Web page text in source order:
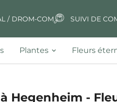
/ DROM-COM SUIVI DE
Plantes Fleurs
Hegenheim -